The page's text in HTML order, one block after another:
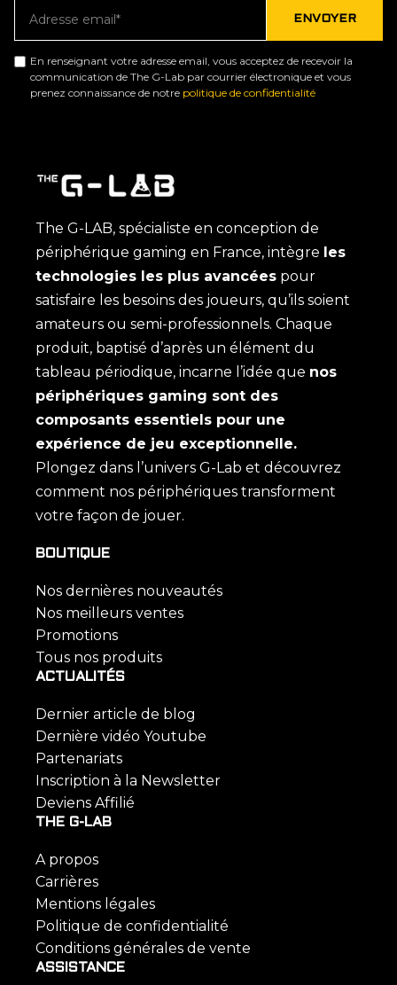
En renseignant votre adresse email, vous acceptez de recevoir la
communication de The G-Lab par courrier électronique et vous
prenez connaissance de notre politique de confidentialité
The G-LAB, spécialiste en conception de
périphérique gaming en France, intègre les
technologies les plus avancées pour
satisfaire les besoins des joueurs, qu’ils soient
amateurs ou semi-professionnels. Chaque
produit, baptisé d’après un élément du
tableau périodique, incarne l’idée que nos
périphériques gaming sont des
composants essentiels pour une
expérience de jeu exceptionnelle.
Plongez dans l’univers G-Lab et découvrez
comment nos périphériques transforment
votre façon de jouer.
BOUTIQUE
Nos dernières nouveautés
Nos meilleurs ventes
Promotions
Tous nos produits
ACTUALITÉS
Dernier article de blog
Dernière vidéo Youtube
Partenariats
Inscription à la Newsletter
Deviens Affilié
THE G-LAB
A propos
Carrières
Mentions légales
Politique de confidentialité
Conditions générales de vente
ASSISTANCE